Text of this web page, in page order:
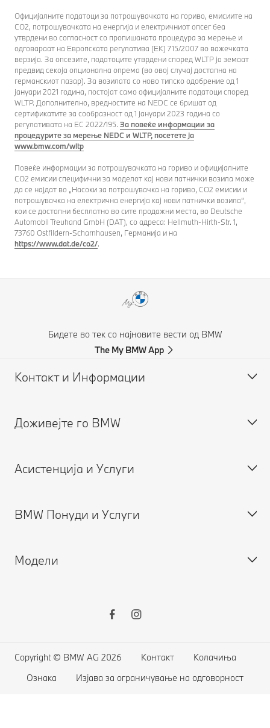
Официјалните податоци за потрошувачката на гориво, емисиите на
CO2, потрошувачката на енергија и електричниот опсег беа
утврдени во согласност со пропишаната процедура за мерење и
одговараат на Европската регулатива (EК) 715/2007 во важечката
верзија. За опсезите, податоците утврдени според WLTP ја земаат
предвид секоја опционална опрема (во овој случај достапна на
германскиот пазар). За возилата со ново типско одобрение од 1
јануари 2021 година, постојат само официјалните податоци според
WLTP. Дополнително, вредностите на NEDC се бришат од
сертификатите за сообразност од 1 јануари 2023 година со
регулативата на ЕС 2022/195. За повеќе информации за
процедурите за мерење NEDC и WLTP, посетете ја
www.bmw.com/wltp
Повеќе информации за потрошувачката на гориво и официјалните
СО2 емисии специфични за моделот кај нови патнички возила може
да се најдат во „Насоки за потрошувачка на гориво, СО2 емисии и
потрошувачка на електрична енергија кај нови патнички возила“,
кои се достапни бесплатно во сите продажни места, во Deutsche
Automobil Treuhand GmbH (DAT), со адреса: Hellmuth-Hirth-Str. 1,
73760 Ostfildern-Scharnhausen, Германија и на
https://www.dat.de/co2/.
Бидете во тек со најновите вести од BMW
The My BMW App
Контакт и Информации
Помош при незгода
Доживејте го BMW
Кариера
Асистенција и Услуги
Закажете сервис
Гаранции
BMW Понуди и Услуги
Нови
Модели
BMW Серија 5
Copyright © BMW AG 2026 Контакт
Колачиња
Ознака
Изјава за ограничување на одговорност